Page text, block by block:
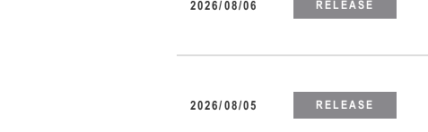
2026/08/06 RELEASE
2026/08/05 RELEASE